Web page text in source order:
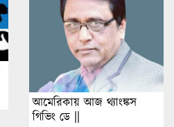
আমেরিকায় আজ থ্যাংঙ্কস
গিভিং ডে ||